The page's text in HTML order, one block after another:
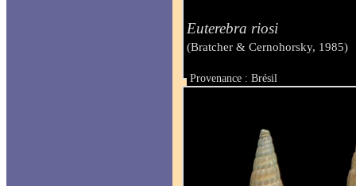
Euterebra riosi
(Bratcher & Cernohorsky, 1985)
Provenance : Brésil
Taille : de 11 à 12 mm